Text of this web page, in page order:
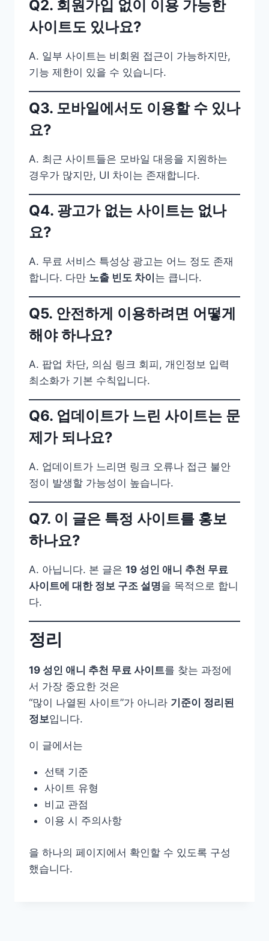
Q2. 회원가입 없이 이용 가능한
사이트도 있나요?
A. 일부 사이트는 비회원 접근이 가능하지만,
기능 제한이 있을 수 있습니다.
Q3. 모바일에서도 이용할 수 있나
요?
A. 최근 사이트들은 모바일 대응을 지원하는
경우가 많지만, UI 차이는 존재합니다.
Q4. 광고가 없는 사이트는 없나
요?
A. 무료 서비스 특성상 광고는 어느 정도 존재
합니다. 다만 노출 빈도 차이 는 큽니다.
Q5. 안전하게 이용하려면 어떻게
해야 하나요?
A. 팝업 차단, 의심 링크 회피, 개인정보 입력
최소화가 기본 수칙입니다.
Q6. 업데이트가 느린 사이트는 문
제가 되나요?
A. 업데이트가 느리면 링크 오류나 접근 불안
정이 발생할 가능성이 높습니다.
Q7. 이 글은 특정 사이트를 홍보
하나요?
A. 아닙니다. 본 글은 19 성인 애니 추천 무료
사이트에 대한 정보 구조 설명을 목적으로 합니
다.
정리
19 성인 애니 추천 무료 사이트를 찾는 과정에
서 가장 중요한 것은
“많이 나열된 사이트”가 아니라 기준이 정리된
정보입니다.
이 글에서는
선택 기준
사이트 유형
비교 관점
이용 시 주의사항
을 하나의 페이지에서 확인할 수 있도록 구성
했습니다.